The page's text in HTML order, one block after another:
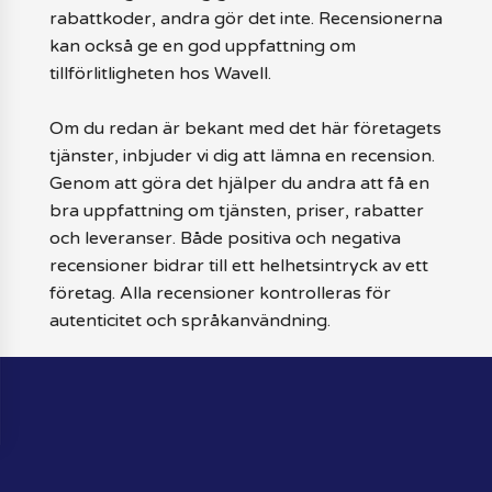
rabattkoder, andra gör det inte. Recensionerna
kan också ge en god uppfattning om
tillförlitligheten hos Wavell.
Om du redan är bekant med det här företagets
tjänster, inbjuder vi dig att lämna en recension.
Genom att göra det hjälper du andra att få en
bra uppfattning om tjänsten, priser, rabatter
och leveranser. Både positiva och negativa
recensioner bidrar till ett helhetsintryck av ett
företag. Alla recensioner kontrolleras för
autenticitet och språkanvändning.